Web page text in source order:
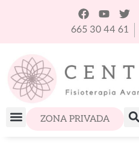
665 30 44 61
ZONA PRIVADA